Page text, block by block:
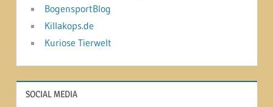
BogensportBlog
Killakops.de
Kuriose Tierwelt
SOCIAL MEDIA